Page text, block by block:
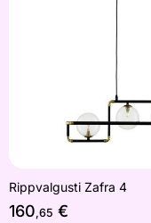
Rippvalgusti Zafra 4
160,65 €